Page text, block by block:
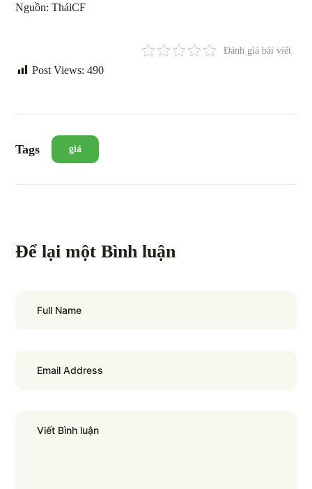
Nguồn: TháiCF
Đánh giá bài viết
Post Views: 490
Tags giá
Để lại một Bình luận